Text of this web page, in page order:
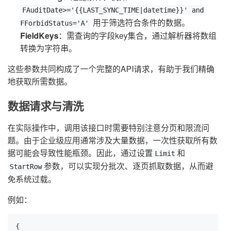
FAuditDate>='{{LAST_SYNC_TIME|datetime}}' and
FForbidStatus='A'
用于筛选符合条件的数据。
FieldKeys：需查询的字段key集合，通过解析器将数组
转换为字符串。
这些参数共同构成了一个完整的API请求，有助于我们精确
地获取所需数据。
数据请求与清洗
在实际操作中，调用该接口时需要特别注意分页和限流问
题。由于企业级应用通常涉及大量数据，一次性获取所有数
据可能会导致性能瓶颈。因此，通过设置 Limit 和
StartRow 参数，可以实现分批次、逐页抓取数据，从而避
免系统过载。
例如：
{